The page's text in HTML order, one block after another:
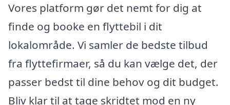
Vores platform gør det nemt for dig at
finde og booke en flyttebil i dit
lokalområde. Vi samler de bedste tilbud
fra flyttefirmaer, så du kan vælge det, der
passer bedst til dine behov og dit budget.
Bliv klar til at tage skridtet mod en ny